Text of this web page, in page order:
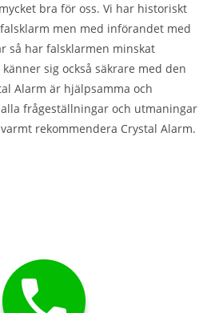
bra för oss. Vi har historiskt
men med införandet med
så har falsklarmen minskat
sig också säkrare med den
Alarm är hjälpsamma och
frågeställningar och utmaningar
rekommendera Crystal Alarm.